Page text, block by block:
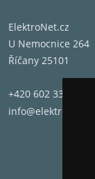
ElektroNet.cz
U Nemocnice 264
Říčany 25101
+420 602 331 662
info@elektronet.cz